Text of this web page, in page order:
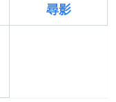
尋影